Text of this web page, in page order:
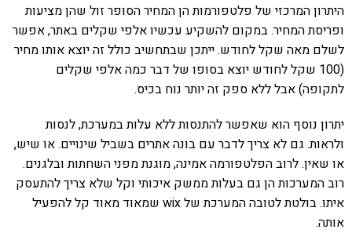
היתרון המרכזי של פלטפורמות הן המחיר הסופר זול שהן מציעות
ופריסת המחיר. במקום להשקיע עכשיו אלפי שקלים באתר, אפשר
לשלם מאה שקל לחודש. ייתכן שבתחשיב כולל זה יוצא אותו מחיר
(100 שקל לחודש יוצא בסופו של דבר כמה אלפי שקלים
לתקופה) אבל ללא ספק זה יותר נוח בכיס.
יתרון נוסף הוא שאפשר להתנסות ללא עלות במערכת, לנסות
ולראות. גם לא צריך לדבר עם בונה אתרים בשביל שינויים. או שיש,
או שאין. לרוב הפלטפורמה אמינה, מוגנת מפני השחתות ובלגנים.
רוב המערכות הן גם בעלות ממשק איכותי וקל שלא צריך להתעסק
איתו. בולטת לטובה המערכת של wix שמאוד מאוד קל להפעיל
אותה.